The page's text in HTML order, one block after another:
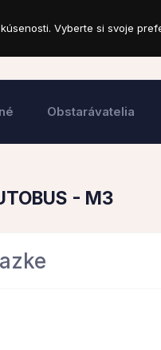
Obstarávatelia
- M3
Vyberte si svoje